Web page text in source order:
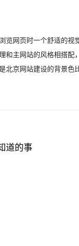
览网页时一个舒适的
和主网站的风格相搭
京网站建设的背景色
道的事